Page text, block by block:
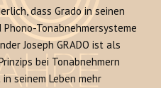
dass Grado in seinen
Tonabnehmersysteme
Joseph GRADO ist als
bei Tonabnehmern
seinem Leben mehr